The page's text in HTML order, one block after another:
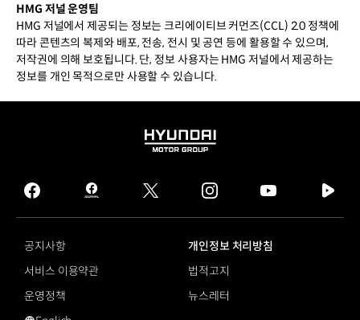
HMG 저널 운영팀
HMG 저널에서 제공되는 정보는 크리에이티브 커먼즈(CCL) 2.0 정책에
따라 콘텐츠의 복제와 배포, 전송, 전시 및 공연 등에 활용할 수 있으며,
저작권에 의해 보호됩니다. 단, 정보 사용자는 HMG 저널에서 제공하는
정보를 개인 목적으로만 사용할 수 있습니다.
HYUNDAI
GROUP
facebook
hmg
journal
twitter instagram
tv
공지사항
개인정보 처리방침
서비스 이용약관
법적고지
운영정책
뉴스레터